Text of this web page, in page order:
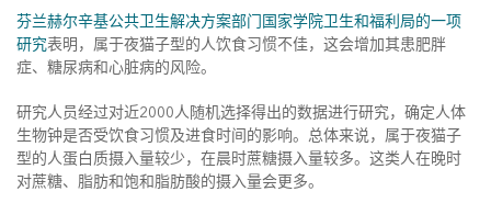
芬兰赫尔辛基公共卫生解决方案部门国家学院卫生和福利局的一项
研究表明，属于夜猫子型的人饮食习惯不佳，这会增加其患肥胖
症、糖尿病和心脏病的风险。
研究人员经过对近2000人随机选择得出的数据进行研究，确定人体
生物钟是否受饮食习惯及进食时间的影响。总体来说，属于夜猫子
型的人蛋白质摄入量较少，在晨时蔗糖摄入量较多。这类人在晚时
对蔗糖、脂肪和饱和脂肪酸的摄入量会更多。